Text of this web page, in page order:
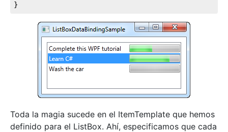
}
Toda la magia sucede en el ItemTemplate que hemos
definido para el ListBox. Ahí, especificamos que cada